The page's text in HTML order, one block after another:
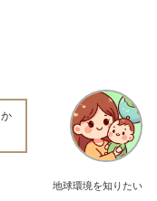
地球環境を知りたい